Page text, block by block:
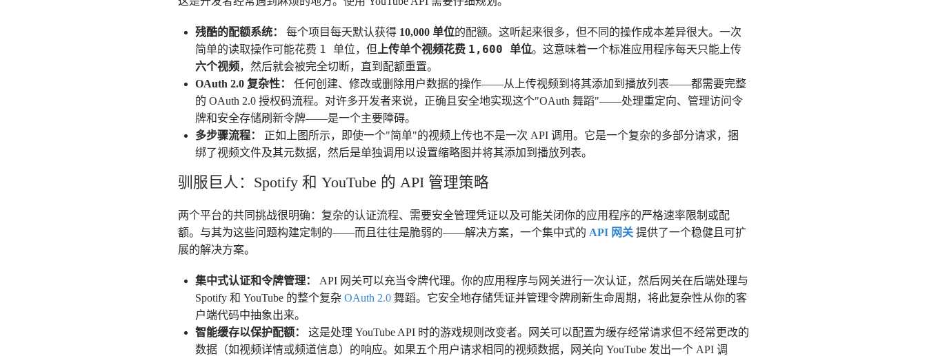
残酷的配额系统： 每个项目每天默认获得 10,000 单位的配额。这听起来很多，但不同的操作成本差异很大。一次
简单的读取操作可能花费 1 单位，但 上传单个视频花费 1,600 单位。这意味着一个标准应用程序每天只能上传
六个视频，然后就会被完全切断，直到配额重置。
OAuth 2.0 复杂性：
任何创建、修改或删除用户数据的操作——从上传视频到将其添加到播放列表——都需要完整
的 OAuth 2.0 授权码流程。对许多开发者来说，正确且安全地实现这个"OAuth 舞蹈"——处理重定向、管理访问令
牌和安全存储刷新令牌——是一个主要障碍。
多步骤流程：
正如上图所示，即使一个"简单"的视频上传也不是一次 API 调用。它是一个复杂的多部分请求，捆
绑了视频文件及其元数据，然后是单独调用以设置缩略图并将其添加到播放列表。
驯服巨人：Spotify 和 YouTube 的 API 管理策略
两个平台的共同挑战很明确：复杂的认证流程、需要安全管理凭证以及可能关闭你的应用程序的严格速率限制或配
额。与其为这些问题构建定制的——而且往往是脆弱的——解决方案，一个集中式的 API 网关 提供了一个稳健且可扩
展的解决方案。
集中式认证和令牌管理：
API 网关可以充当令牌代理。你的应用程序与网关进行一次认证，然后网关在后端处理与
Spotify 和 YouTube 的整个复杂 OAuth 2.0 舞蹈。它安全地存储凭证并管理令牌刷新生命周期，将此复杂性从你的客
户端代码中抽象出来。
智能缓存以保护配额：
这是处理 YouTube API 时的游戏规则改变者。网关可以配置为缓存经常请求但不经常更改的
数据（如视频详情或频道信息）的响应。如果五个用户请求相同的视频数据，网关向 YouTube 发出一个 API 调